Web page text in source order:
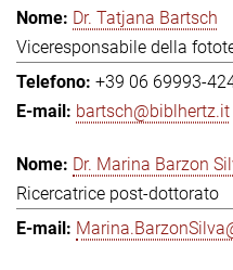
Dr. Tatjana Bartsch
Viceresponsabile della
+39 06 69993-
bartsch@biblhertz.it
Dr. Marina Barzon
Ricercatrice post-dottorato